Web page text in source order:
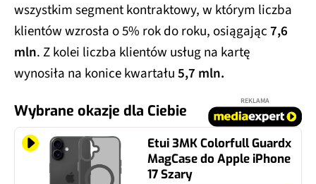
wszystkim segment kontraktowy, w którym liczba
klientów wzrosła o 5% rok do roku, osiągając7,6
mln. Z kolei liczba klientów usług na kartę
wynosiła na konice kwartału5,7 mln.
Wybrane okazje dla Ciebie
REKLAMA
Etui 3MK Colorfull Guardx
MagCase do Apple iPhone
17 Szary